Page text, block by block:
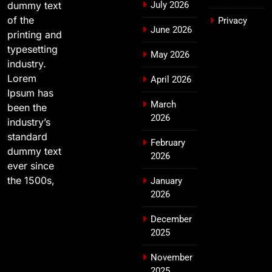
dummy text
of the
printing and
typesetting
industry.
Lorem
Ipsum has
been the
industry’s
standard
dummy text
ever since
the 1500s,
July 2026
June 2026
May 2026
April 2026
March
2026
February
2026
January
2026
December
2025
November
Privacy